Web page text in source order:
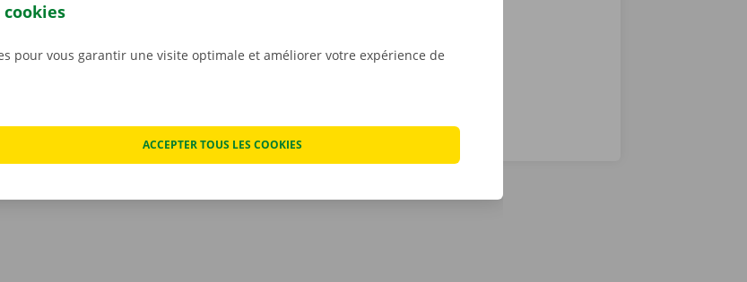
Ainsi, vous rentrez toujours en toute sécurité.
pour vous garantir une visite optimale et améliorer votre expérience de
ACCEPTER TOUS LES COOKIES